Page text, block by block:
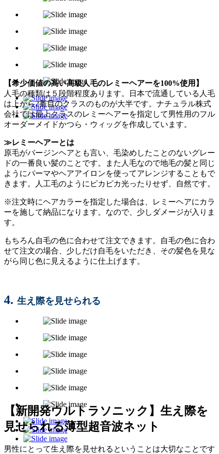
【希少価値の高い高級人毛のレミーヘアーを100%使用】
人毛の種類は５段階程度あります。日本で流通している人毛
は上から2番目のクラスのものが大半です。ナチュラル株式
会社では最上クラスのレミーヘアーを指定して男性用のフル
オーダーメイドかつら・ウィッグを作成しています。
≫レミーヘアーとは
原毛がバージンヘアとも言い、毛染めしたことのないグレー
ドの一番良い髪のことです。また人毛なので地毛の髪と同じ
ようにパーマやヘアアイロンを使ってアレンジすることもで
きます。人工毛のようにピカピカ光ったりせず、自然です。
※注文時にヘアカラーを指定した場合は、レミーヘアにカラ
ーを施して納品になります。なので、少しダメージが入りま
す。
もちろん自毛の色に合わせて注文できます。自毛の色に合わ
せて注文の場合、少しだけ自毛をいただき、その髪色を見な
がら同じ色に見えるように仕上げます。
4. 生え際を見せられる
【新開発ウルトラソニック】生え際を
見せられる薄型超音波ネット
男性にとって生え際を見せれるということは大切なことです